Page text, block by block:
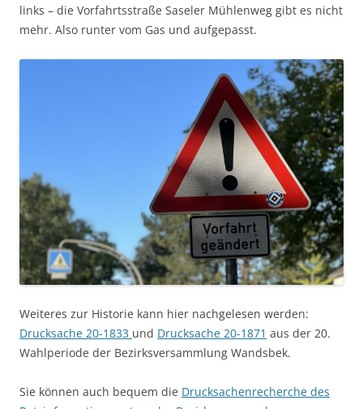
links – die Vorfahrtsstraße Saseler Mühlenweg gibt es nicht
mehr. Also runter vom Gas und aufgepasst.
Weiteres zur Historie kann hier nachgelesen werden:
Drucksache 20-1833 und Drucksache 20-1871 aus der 20.
Wahlperiode der Bezirksversammlung Wandsbek.
Sie können auch bequem die Drucksachenrecherche des